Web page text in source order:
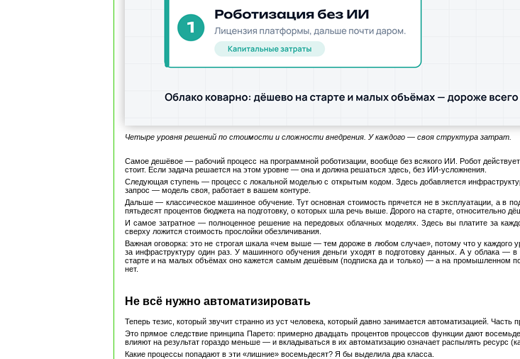
Четыре уровня решений по стоимости и сложности внедрения. У каждого — своя структура затрат.
Самое дешёвое — рабочий процесс на программной роботизации, вообще без всякого ИИ. Робот
стоит. Если задача решается на этом уровне — она и должна решаться здесь, без ИИ-усложнения.
Следующая ступень — процесс с локальной моделью с открытым кодом. Здесь добавляется
запрос — модель своя, работает в вашем контуре.
Дальше — классическое машинное обучение. Тут основная стоимость прячется не в эксплуатации, а в
пятьдесят процентов бюджета на подготовку, о которых шла речь выше. Дорого на старте, относительно
И самое затратное — полноценное решение на передовых облачных моделях. Здесь вы платите за
сверху ложится стоимость прослойки обезличивания.
Важная оговорка: это не строгая шкала «чем выше — тем дороже в любом случае», потому что у каждого
за инфраструктуру один раз. У машинного обучения деньги уходят в подготовку данных. А у облака
старте и на малых объёмах оно кажется самым дешёвым (подписка да и только) — а на промышленном
нет.
Не всё нужно автоматизировать
Теперь тезис, который звучит странно из уст человека, который давно занимается автоматизацией. Часть
Это прямое следствие принципа Парето: примерно двадцать процентов процессов функции дают
влияют на результат гораздо меньше — и вкладываться в их автоматизацию означает распылять ресурс
Какие процессы попадают в эти «лишние» восемьдесят? Я бы выделила два класса.